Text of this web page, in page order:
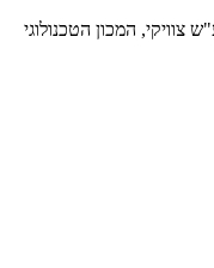
המכון הטכנולוגי